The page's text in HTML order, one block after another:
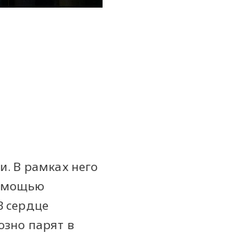
В рамках него
сердце
парят в